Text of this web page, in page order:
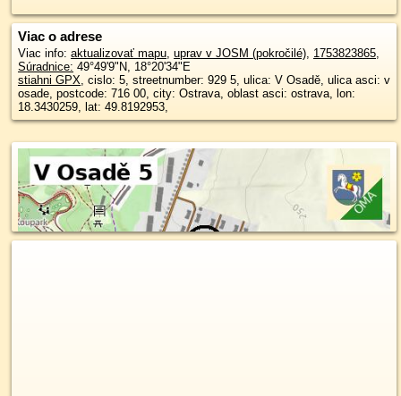
Viac o adrese
Viac info: aktualizovať mapu, uprav v JOSM (pokročilé), 1753823865,
Súradnice: 49°49'9"N, 18°20'34"E
stiahni GPX, cislo: 5, streetnumber: 929 5, ulica: V Osadě, ulica asci: v
osade, postcode: 716 00, city: Ostrava, oblast asci: ostrava, lon:
18.3430259, lat: 49.8192953,